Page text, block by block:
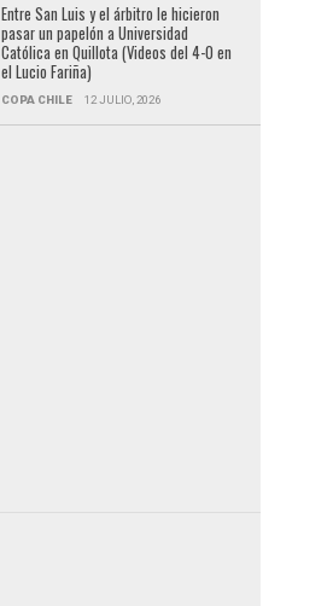
Entre San Luis y el árbitro le hicieron
pasar un papelón a Universidad
Católica en Quillota (Videos del 4-0 en
el Lucio Fariña)
COPA CHILE 12 JULIO, 2026